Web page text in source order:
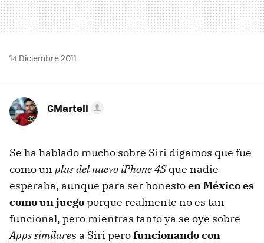
14 Diciembre 2011
GMartell
Se ha hablado mucho sobre Siri digamos que fue
como un plus del nuevo iPhone 4Sque nadie
esperaba, aunque para ser honestoen México es
como un juegoporque realmente no es tan
funcional, pero mientras tanto ya se oye sobre
Apps similares a Siri perofuncionando con